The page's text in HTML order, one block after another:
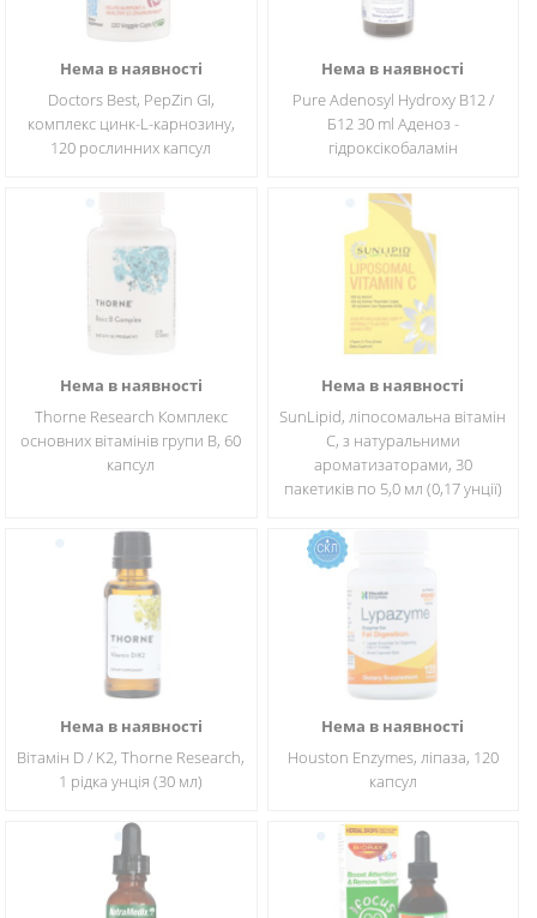
Нема в наявності
Doctors Best, PepZin GI,
комплекс цинк-L-карнозину,
120 рослинних капсул
Нема в наявності
Pure Adenosyl Hydroxy B12 /
Б12 30 ml Аденоз -
гідроксікобаламін
Нема в наявності
Thorne Research Комплекс
основних вітамінів групи B, 60
капсул
Нема в наявності
SunLipid, ліпосомальна вітамін
C, з натуральними
ароматизаторами, 30
пакетиків по 5,0 мл (0,17 унції)
Нема в наявності
Вітамін D / K2, Thorne Research,
1 рідка унція (30 мл)
Нема в наявності
Houston Enzymes, ліпаза, 120
капсул